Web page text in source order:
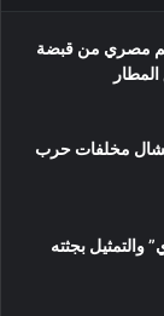
مقيم مصري من قبضة
مخلفات حرب
والتمثيل بجثته